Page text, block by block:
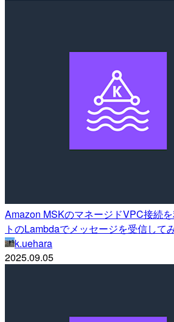
Amazon MSKのマネージドVPC接続
トのLambdaでメッセージを受信して
k.uehara
2025.09.05